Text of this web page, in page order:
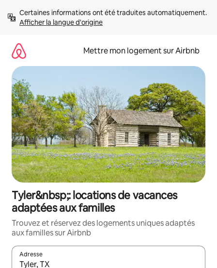
directement
Afficher la langue d'origine
Mettre mon logement sur Airbnb
Tyler&nbsp;: locations de vacances
adaptées aux familles
Trouvez et réservez des logements uniques adaptés
aux familles sur Airbnb
Adresse
Lorsque les résultats s'affichent, utilisez les flèches vers le